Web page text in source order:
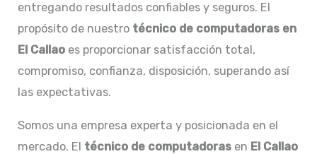
entregando resultados confiables y seguros. El
propósito de nuestro técnico de computadoras en
El Callao es proporcionar satisfacción total,
compromiso, confianza, disposición, superando así
las expectativas.
Somos una empresa experta y posicionada en el
mercado. El técnico de computadoras en El Callao